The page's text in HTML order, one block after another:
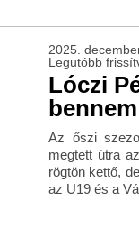
2025.
Legutóbb
Lóczi
bennem
Az őszi
megtett útra
rögtön kettő,
az U19 és a